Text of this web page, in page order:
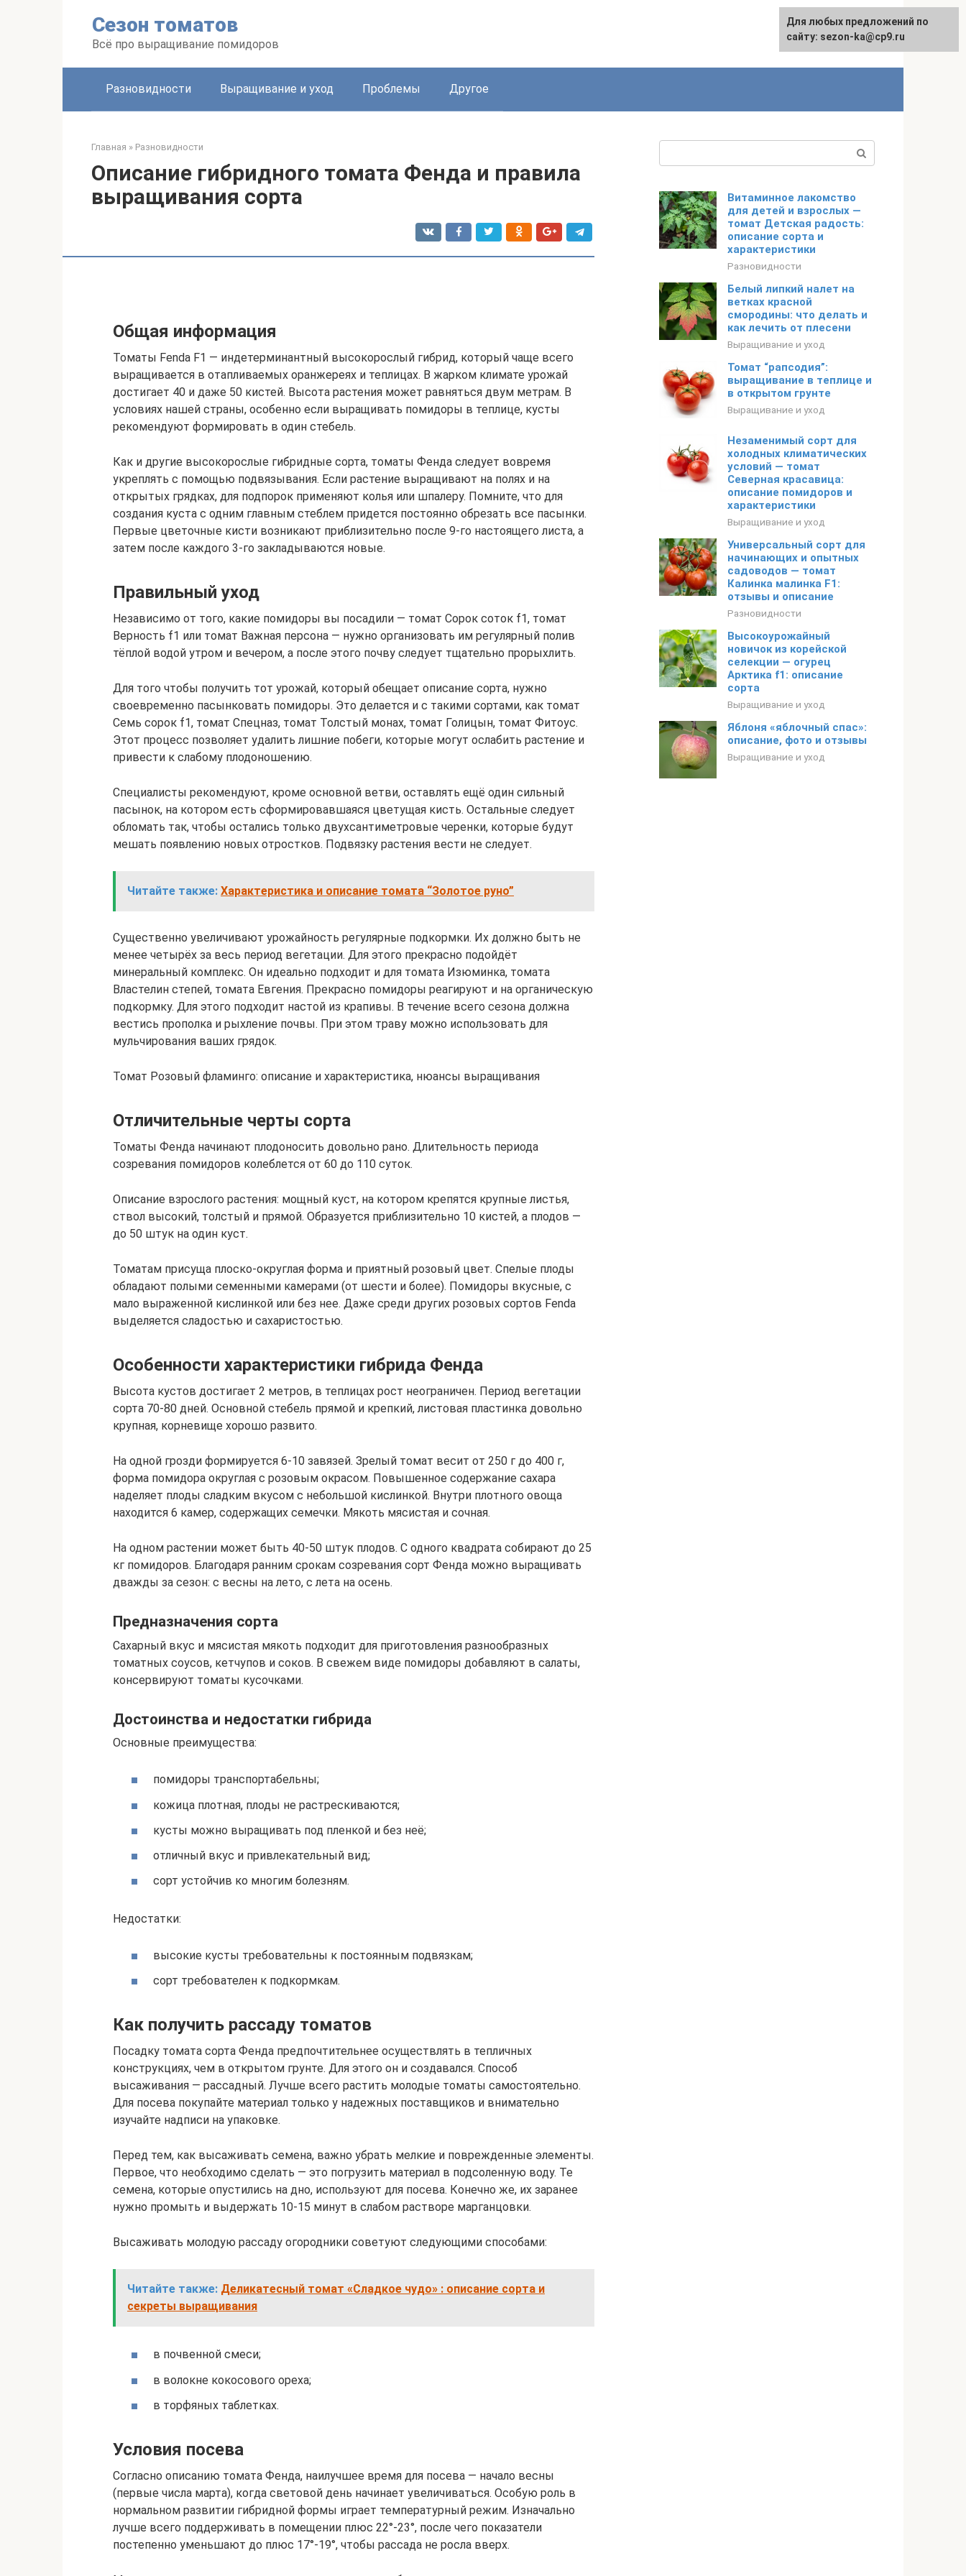
Сезон томатов
Всё про выращивание помидоров
Разновидности Выращивание и уход Проблемы Другое
Главная » Разновидности
Описание гибридного томата Фенда и правила
выращивания сорта
Общая информация
Томаты Fenda F1 — индетерминантный высокорослый гибрид, который чаще всего
выращивается в отапливаемых оранжереях и теплицах. В жарком климате урожай
достигает 40 и даже 50 кистей. Высота растения может равняться двум метрам. В
условиях нашей страны, особенно если выращивать помидоры в теплице, кусты
рекомендуют формировать в один стебель.
Как и другие высокорослые гибридные сорта, томаты Фенда следует вовремя
укреплять с помощью подвязывания. Если растение выращивают на полях и на
открытых грядках, для подпорок применяют колья или шпалеру. Помните, что для
создания куста с одним главным стеблем придется постоянно обрезать все пасынки.
Первые цветочные кисти возникают приблизительно после 9-го настоящего листа, а
затем после каждого 3-го закладываются новые.
Правильный уход
Независимо от того, какие помидоры вы посадили — томат Сорок соток f1, томат
Верность f1 или томат Важная персона — нужно организовать им регулярный полив
тёплой водой утром и вечером, а после этого почву следует тщательно прорыхлить.
Для того чтобы получить тот урожай, который обещает описание сорта, нужно
своевременно пасынковать помидоры. Это делается и с такими сортами, как томат
Семь сорок f1, томат Спецназ, томат Толстый монах, томат Голицын, томат Фитоус.
Этот процесс позволяет удалить лишние побеги, которые могут ослабить растение и
привести к слабому плодоношению.
Специалисты рекомендуют, кроме основной ветви, оставлять ещё один сильный
пасынок, на котором есть сформировавшаяся цветущая кисть. Остальные следует
обломать так, чтобы остались только двухсантиметровые черенки, которые будут
мешать появлению новых отростков. Подвязку растения вести не следует.
Читайте также: Характеристика и описание томата “Золотое руно”
Существенно увеличивают урожайность регулярные подкормки. Их должно быть не
менее четырёх за весь период вегетации. Для этого прекрасно подойдёт
минеральный комплекс. Он идеально подходит и для томата Изюминка, томата
Властелин степей, томата Евгения. Прекрасно помидоры реагируют и на органическую
подкормку. Для этого подходит настой из крапивы. В течение всего сезона должна
вестись прополка и рыхление почвы. При этом траву можно использовать для
мульчирования ваших грядок.
Томат Розовый фламинго: описание и характеристика, нюансы выращивания
Отличительные черты сорта
Томаты Фенда начинают плодоносить довольно рано. Длительность периода
созревания помидоров колеблется от 60 до 110 суток.
Описание взрослого растения: мощный куст, на котором крепятся крупные листья,
ствол высокий, толстый и прямой. Образуется приблизительно 10 кистей, а плодов —
до 50 штук на один куст.
Томатам присуща плоско-округлая форма и приятный розовый цвет. Спелые плоды
обладают полыми семенными камерами (от шести и более). Помидоры вкусные, с
мало выраженной кислинкой или без нее. Даже среди других розовых сортов Fenda
выделяется сладостью и сахаристостью.
Особенности характеристики гибрида Фенда
Высота кустов достигает 2 метров, в теплицах рост неограничен. Период вегетации
сорта 70-80 дней. Основной стебель прямой и крепкий, листовая пластинка довольно
крупная, корневище хорошо развито.
На одной грозди формируется 6-10 завязей. Зрелый томат весит от 250 г до 400 г,
форма помидора округлая с розовым окрасом. Повышенное содержание сахара
наделяет плоды сладким вкусом с небольшой кислинкой. Внутри плотного овоща
находится 6 камер, содержащих семечки. Мякоть мясистая и сочная.
На одном растении может быть 40-50 штук плодов. С одного квадрата собирают до 25
кг помидоров. Благодаря ранним срокам созревания сорт Фенда можно выращивать
дважды за сезон: с весны на лето, с лета на осень.
Предназначения сорта
Сахарный вкус и мясистая мякоть подходит для приготовления разнообразных
томатных соусов, кетчупов и соков. В свежем виде помидоры добавляют в салаты,
консервируют томаты кусочками.
Достоинства и недостатки гибрида
Основные преимущества:
помидоры транспортабельны;
кожица плотная, плоды не растрескиваются;
кусты можно выращивать под пленкой и без неё;
отличный вкус и привлекательный вид;
сорт устойчив ко многим болезням.
Недостатки:
высокие кусты требовательны к постоянным подвязкам;
сорт требователен к подкормкам.
Как получить рассаду томатов
Посадку томата сорта Фенда предпочтительнее осуществлять в тепличных
конструкциях, чем в открытом грунте. Для этого он и создавался. Способ
высаживания — рассадный. Лучше всего растить молодые томаты самостоятельно.
Для посева покупайте материал только у надежных поставщиков и внимательно
изучайте надписи на упаковке.
Перед тем, как высаживать семена, важно убрать мелкие и поврежденные элементы.
Первое, что необходимо сделать — это погрузить материал в подсоленную воду. Те
семена, которые опустились на дно, используют для посева. Конечно же, их заранее
нужно промыть и выдержать 10-15 минут в слабом растворе марганцовки.
Высаживать молодую рассаду огородники советуют следующими способами:
Читайте также: Деликатесный томат «Сладкое чудо» : описание сорта и
секреты выращивания
в почвенной смеси;
в волокне кокосового ореха;
в торфяных таблетках.
Условия посева
Согласно описанию томата Фенда, наилучшее время для посева — начало весны
(первые числа марта), когда световой день начинает увеличиваться. Особую роль в
нормальном развитии гибридной формы играет температурный режим. Изначально
лучше всего поддерживать в помещении плюс 22°-23°, после чего показатели
постепенно уменьшают до плюс 17°-19°, чтобы рассада не росла вверх.
Витаминное лакомство
для детей и взрослых —
томат Детская радость:
описание сорта и
характеристики
Разновидности
Белый липкий налет на
ветках красной
смородины: что делать и
как лечить от плесени
Выращивание и уход
Томат “рапсодия”:
выращивание в теплице и
в открытом грунте
Выращивание и уход
Незаменимый сорт для
холодных климатических
условий — томат
Северная красавица:
описание помидоров и
характеристики
Выращивание и уход
Универсальный сорт для
начинающих и опытных
садоводов — томат
Калинка малинка F1:
отзывы и описание
Разновидности
Высокоурожайный
новичок из корейской
селекции — огурец
Арктика f1: описание
сорта
Выращивание и уход
Яблоня «яблочный спас»:
описание, фото и отзывы
Выращивание и уход
Для любых предложений по
сайту: sezon-ka@cp9.ru